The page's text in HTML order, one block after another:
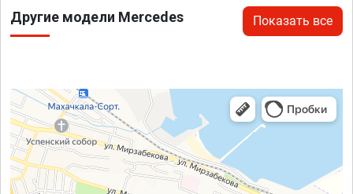
Другие модели Mercedes Показать все